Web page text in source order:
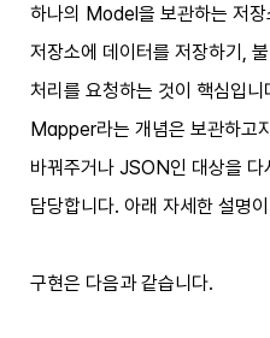
하나의 Model을 보관하는 저장
저장소에 데이터를 저장하기,
처리를 요청하는 것이 핵심입
Mapper라는 개념은 보관하고
바꿔주거나 JSON인 대상을
담당합니다. 아래 자세한 설명
구현은 다음과 같습니다.